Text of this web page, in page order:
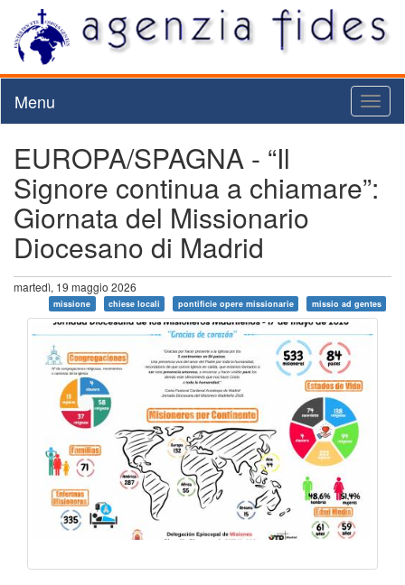
Menu
EUROPA/SPAGNA - “Il
Signore continua a chiamare”:
Giornata del Missionario
Diocesano di Madrid
martedì, 19 maggio 2026
missione chiese locali pontificie opere missionarie missio ad gentes